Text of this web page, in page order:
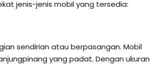
jenis-jenis mobil yang tersedia:
sendirian atau berpasangan. Mobil
yang padat. Dengan ukuran